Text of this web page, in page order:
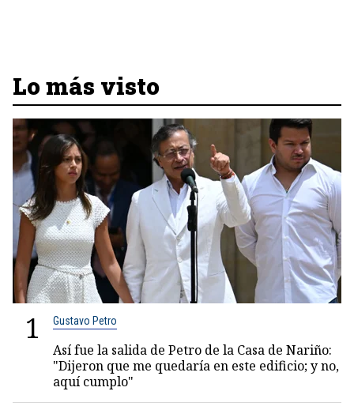
Lo más visto
1 Gustavo Petro
Así fue la salida de Petro de la Casa de Nariño:
"Dijeron que me quedaría en este edificio; y no,
aquí cumplo"